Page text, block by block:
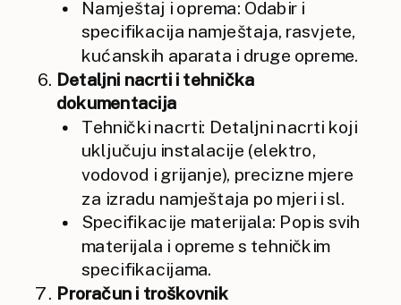
Namještaj i oprema: Odabir i
specifikacija namještaja, rasvjete,
kućanskih aparata i druge opreme.
Detaljni nacrti i tehnička
dokumentacija
Tehnički nacrti: Detaljni nacrti koji
uključuju instalacije (elektro,
vodovod i grijanje), precizne mjere
za izradu namještaja po mjeri i sl.
Specifikacije materijala: Popis svih
materijala i opreme s tehničkim
specifikacijama.
Proračun i troškovnik